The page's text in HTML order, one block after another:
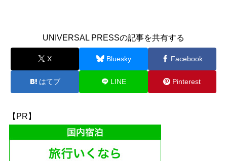
UNIVERSAL PRESSの記事を共有する
X Bluesky Facebook
はてブ LINE Pinterest
【PR】